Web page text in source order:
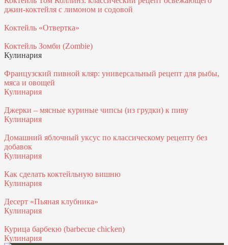
джин-коктейля с лимоном и содовой
Коктейль «Отвертка»
Коктейль Зомби (Zombie)
Кулинария
Французский пивной кляр: универсальный рецепт для рыбы,
мяса и овощей
Кулинария
Джерки – мясные куриные чипсы (из грудки) к пиву
Кулинария
Домашний яблочный уксус по классическому рецепту без
добавок
Кулинария
Как сделать коктейльную вишню
Кулинария
Десерт «Пьяная клубника»
Кулинария
Курица барбекю (barbecue chicken)
Кулинария